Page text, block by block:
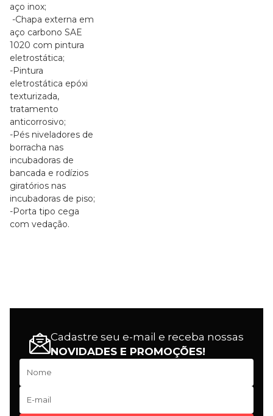
aço inox;
-Chapa externa em
aço carbono SAE
1020 com pintura
eletrostática;
-Pintura
eletrostática epóxi
texturizada,
tratamento
anticorrosivo;
-Pés niveladores de
borracha nas
incubadoras de
bancada e rodízios
giratórios nas
incubadoras de piso;
-Porta tipo cega
com vedação.
Cadastre seu e-mail e receba nossas
NOVIDADES E PROMOÇÕES!